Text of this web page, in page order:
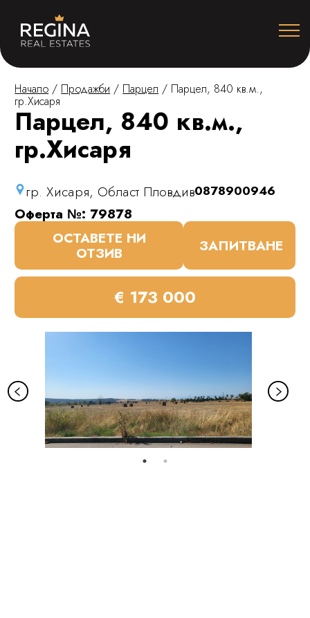
Начало / Продажби / Парцел / Парцел, 840 кв.м.,
гр.Хисаря
Парцел, 840 кв.м.,
гр.Хисаря
гр. Хисаря, Област Пловдив0878900946
Оферта №: 79878
ОСТАВЕТЕ НИ
ОТЗИВ ЗАПИТВАНЕ
€ 173 000